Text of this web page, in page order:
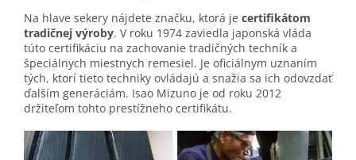
Na hlave sekery nájdete značku, ktorá je certifikátom
tradičnej výroby. V roku 1974 zaviedla japonská vláda
túto certifikáciu na zachovanie tradičných techník a
špeciálnych miestnych remesiel. Je oficiálnym uznaním
tých, ktorí tieto techniky ovládajú a snažia sa ich odovzdať
ďalším generáciám. Isao Mizuno je od roku 2012
držiteľom tohto prestížneho certifikátu.